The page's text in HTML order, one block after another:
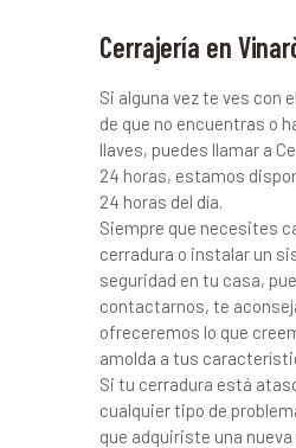
Cerrajería en
Si alguna vez te ves con
de que no encuentras o
llaves, puedes llamar a
24 horas, estamos
24 horas del día.
Siempre que necesites
cerradura o instalar un
seguridad en tu casa,
contactarnos, te
ofreceremos lo que
amolda a tus
Si tu cerradura está
cualquier tipo de
que adquiriste una